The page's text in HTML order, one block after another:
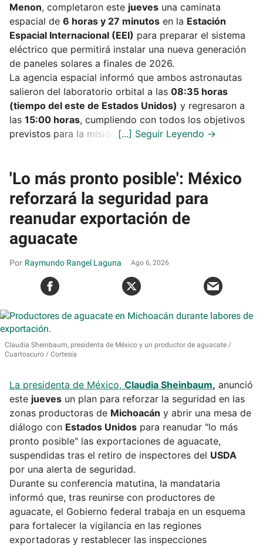
Menon, completaron este jueves una caminata
espacial de 6 horas y 27 minutos en la Estación
Espacial Internacional (EEI) para preparar el sistema
eléctrico que permitirá instalar una nueva generación
de paneles solares a finales de 2026.
La agencia espacial informó que ambos astronautas
salieron del laboratorio orbital a las 08:35 horas
(tiempo del este de Estados Unidos) y regresaron a
las 15:00 horas, cumpliendo con todos los objetivos
previstos para la misión.
'Lo más pronto posible': México
reforzará la seguridad para
reanudar exportación de
aguacate
Raymundo Rangel Laguna Ago 6, 2026
Claudia Sheinbaum, presidenta de México y un productor de aguacate
Cuartoscuro / Cortesía
La presidenta de México, Claudia Sheinbaum, anunció
este jueves un plan para reforzar la seguridad en las
zonas productoras de Michoacán y abrir una mesa de
diálogo con Estados Unidos para reanudar "lo más
pronto posible" las exportaciones de aguacate,
suspendidas tras el retiro de inspectores del USDA
por una alerta de seguridad.
Durante su conferencia matutina, la mandataria
informó que, tras reunirse con productores de
aguacate, el Gobierno federal trabaja en un esquema
para fortalecer la vigilancia en las regiones
exportadoras y restablecer las inspecciones